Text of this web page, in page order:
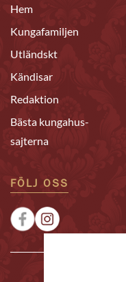
Hem
Kungafamiljen
Utländskt
Kändisar
Redaktion
Bästa kungahus-
sajterna
FÖLJ OSS